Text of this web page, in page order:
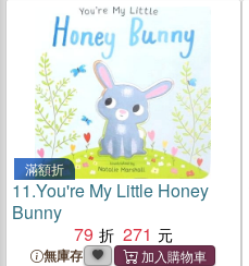
滿額折
11.You're My Little Honey
Bunny
79
271
無庫存